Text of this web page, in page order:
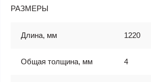
РАЗМЕРЫ
Длина, мм 1220
Общая толщина, мм 4